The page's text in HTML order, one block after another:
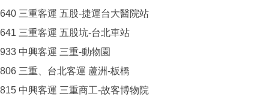
640 三重客運 五股-捷運台大醫院站
641 三重客運 五股坑-台北車站
933 中興客運 三重-動物園
806 三重、台北客運 蘆洲-板橋
815 中興客運 三重商工-故客博物院